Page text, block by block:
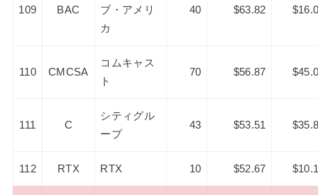
109 BAC
ブ・アメリ
カ
40 $63.82
110 CMCSA
コムキャス
ト
70 $56.87
111 C
シティグル
ープ
43 $53.51
112 RTX RTX 10 $52.67